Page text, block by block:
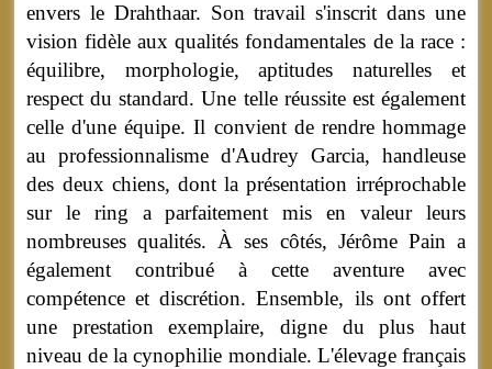
envers le Drahthaar. Son travail s'inscrit dans une
vision fidèle aux qualités fondamentales de la race :
équilibre, morphologie, aptitudes naturelles et
respect du standard. Une telle réussite est également
celle d'une équipe. Il convient de rendre hommage
au professionnalisme d'Audrey Garcia, handleuse
des deux chiens, dont la présentation irréprochable
sur le ring a parfaitement mis en valeur leurs
nombreuses qualités. À ses côtés, Jérôme Pain a
également contribué à cette aventure avec
compétence et discrétion. Ensemble, ils ont offert
une prestation exemplaire, digne du plus haut
niveau de la cynophilie mondiale. L'élevage français